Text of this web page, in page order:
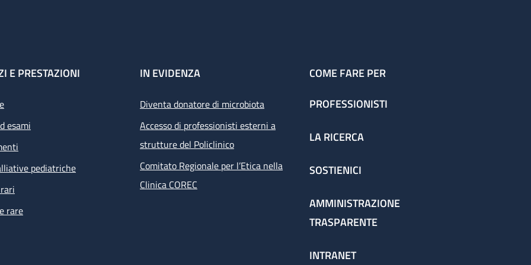
E PRESTAZIONI
esami
pediatriche
rare
IN EVIDENZA
Diventa donatore di microbiota
Accesso di professionisti esterni a
strutture del Policlinico
Comitato Regionale per l’Etica nella
Clinica COREC
COME FARE PER
PROFESSIONISTI
LA RICERCA
SOSTIENICI
AMMINISTRAZIONE
TRASPARENTE
INTRANET